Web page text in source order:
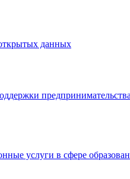
данных
услуги в сфере